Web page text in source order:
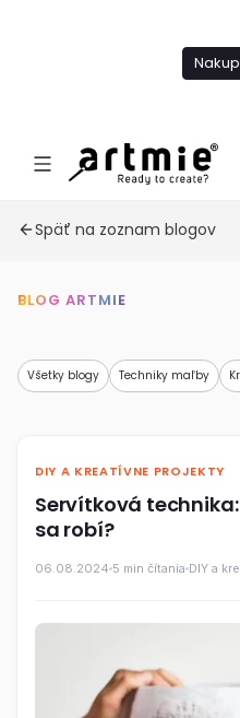
Späť na zoznam blogov
BLOG ARTMIE
Všetky blogy Techniky maľby
DIY A KREATÍVNE PROJEKTY
Servítková
sa robí?
06.08.2024 5 min čítania DIY a